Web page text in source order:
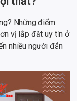
Những điểm
vị lắp đặt uy tín ở
nhiều người đắn